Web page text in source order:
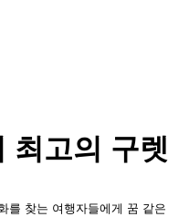
최고의 구렛
를 찾는 여행자들에게 꿈 같은